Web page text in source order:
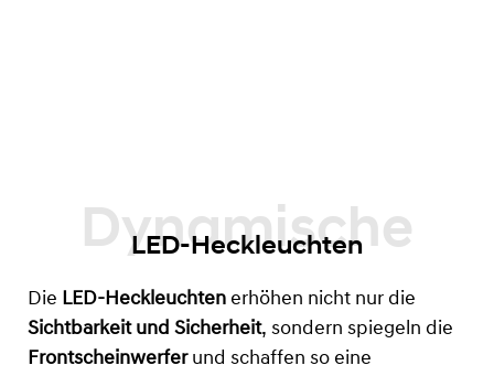
LED-Heckleuchten
Die LED-Heckleuchten erhöhen nicht nur die
Sichtbarkeit und Sicherheit, sondern spiegeln die
Frontscheinwerferund schaffen so eine